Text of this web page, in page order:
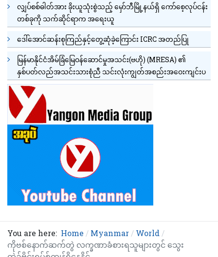
လျှပ်စစ်ဓါတ်အား ခိုးယူသုံးစွဲသည့် မှော်ဘီမြို့နယ်ရှိ ကော်စေ့လုပ်ငန်း
တစ်ခုကို သက်ဆိုင်ရာက အရေးယူ
ဒေါ်အောင်ဆန်းစုကြည်နှင့်တွေ့ဆုံခဲ့ကြောင်း ICRC အတည်ပြု
မြန်မာနိုင်ငံအိမ်ခြံမြေဝန်ဆောင်မှုအသင်း(ဗဟို) (MRESA) ၏
နှစ်ပတ်လည်အသင်းသားစုံညီ သင်းလုံးကျွတ်အစည်းအဝေးကျင်းပ
You are here: Home Myanmar
World
ကိုဗစ်နောက်ဆက်တွဲ လက္ခဏာခံစားရသူများတွင် သွေး